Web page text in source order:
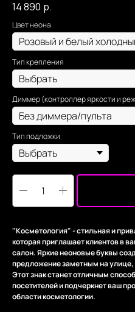
14 890 р.
Цвет неона
Тип крепления
Диммер (контроллер яркости и
Тип подложки
"Косметология" - стильная и
которая приглашает клиентов в
салон. Яркие неоновые буквы
предложение заметным на
Этот знак станет отличным
посетителей и подчеркнет ваш
области косметологии.